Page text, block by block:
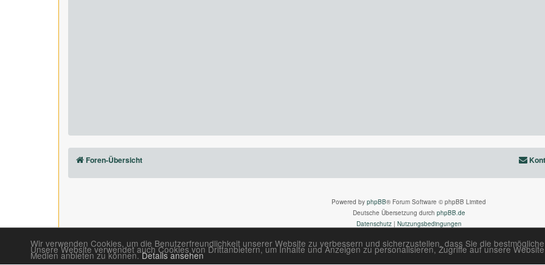
Wir verwenden Cookies, um die Benutzerfreundlichkeit unserer Website zu verbessern und sicherzustellen, dass Sie die
Unsere Website verwendet auch Cookies von Drittanbietern, um Inhalte und Anzeigen zu personalisieren, Zugriffe auf unsere
Medien anbieten zu können.Details ansehen
Foren-Übersicht
Powered by phpBB® Forum Software © phpBB Limited
Deutsche Übersetzung durch phpBB.de
Datenschutz| Nutzungsbedingungen